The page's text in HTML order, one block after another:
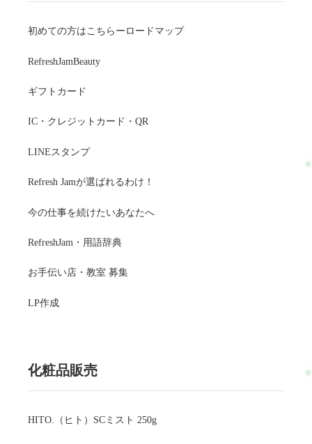
初めての方はこちらーロードマップ
RefreshJamBeauty
ギフトカード
IC・クレジットカード・QR
LINEスタンプ
Refresh Jamが選ばれるわけ！
今の仕事を続けたいあなたへ
RefreshJam・用語辞典
お手伝い店・教室 募集
LP作成
化粧品販売
HITO.（ヒト）SCミスト 250g